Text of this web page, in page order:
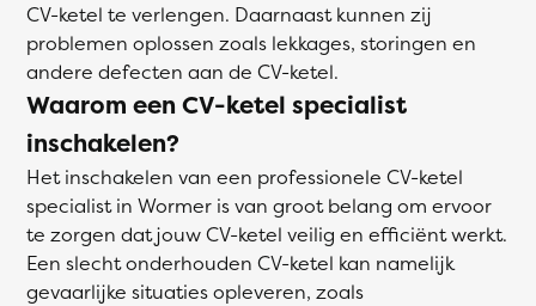
CV-ketel te verlengen. Daarnaast kunnen zij
problemen oplossen zoals lekkages, storingen en
andere defecten aan de CV-ketel.
Waarom een CV-ketel specialist
inschakelen?
Het inschakelen van een professionele CV-ketel
specialist in Wormer is van groot belang om ervoor
te zorgen dat jouw CV-ketel veilig en efficiënt werkt.
Een slecht onderhouden CV-ketel kan namelijk
gevaarlijke situaties opleveren, zoals